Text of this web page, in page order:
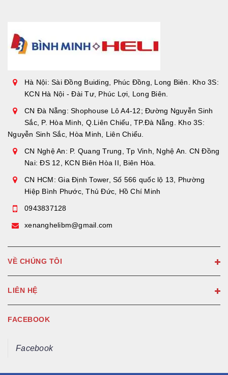
Hà Nội: Sài Đồng Buiding, Phúc Đồng, Long Biên. Kho 3S:
KCN Hà Nội - Đài Tư, Phúc Lợi, Long Biên.
CN Đà Nẵng: Shophouse Lô A4-12; Đường Nguyễn Sinh
Sắc, P. Hòa Minh, Q.Liên Chiểu, TP.Đà Nẵng. Kho 3S:
Nguyễn Sinh Sắc, Hòa Minh, Liên Chiểu.
CN Nghệ An: P. Quang Trung, Tp Vinh, Nghệ An. CN Đồng
Nai: ĐS 12, KCN Biên Hòa II, Biên Hòa.
CN HCM: Gia Định Tower, Số 566 quốc lộ 13, Phường
Hiệp Bình Phước, Thủ Đức, Hồ Chí Minh
0943837128
xenanghelibm@gmail.com
VỀ CHÚNG TÔI
LIÊN HỆ
FACEBOOK
Facebook